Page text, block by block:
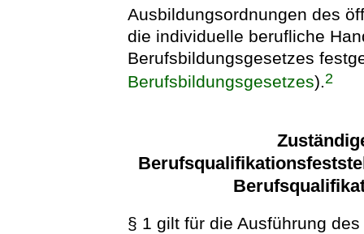
Ausbildungsordnungen des
die individuelle berufliche
Berufsbildungsgesetzes
Berufsbildungsgesetzes).2
§ 1 gilt für die Ausführung